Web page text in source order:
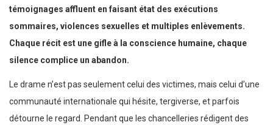
témoignages affluent en faisant état des exécutions
sommaires, violences sexuelles et multiples enlèvements.
Chaque récit est une gifle à la conscience humaine, chaque
silence complice un abandon.
Le drame n’est pas seulement celui des victimes, mais celui d’une
communauté internationale qui hésite, tergiverse, et parfois
détourne le regard. Pendant que les chancelleries rédigent des